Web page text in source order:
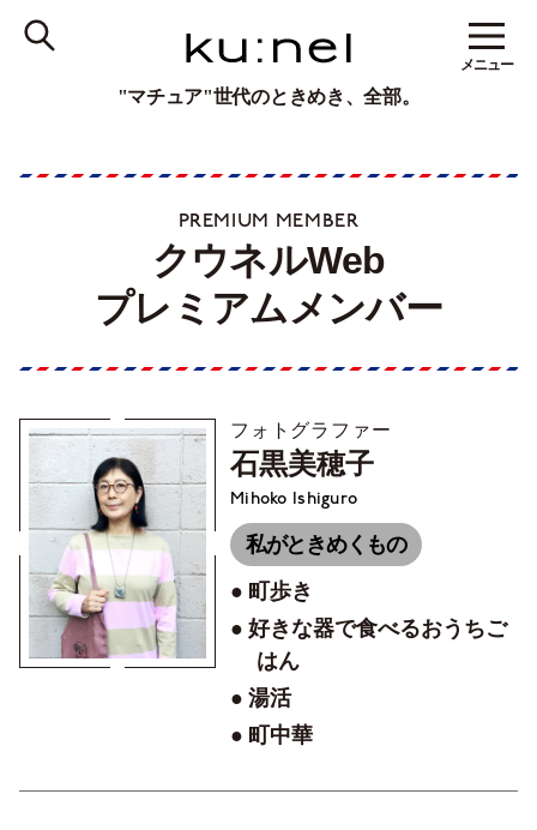
"マチュア"世代のときめき、全部。
メニュー
PREMIUM MEMBER
クウネルWeb
プレミアムメンバー
フォトグラファー
石黒美穂子
Mihoko Ishiguro
私がときめくもの
町歩き
好きな器で食べるおうちご
はん
湯活
町中華